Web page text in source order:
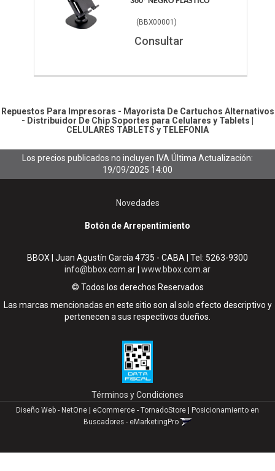
( BBX00001 )
Consultar
Repuestos Para Impresoras - Mayorista De Cartuchos Alternativos
- Distribuidor De ChipSoportes para Celulares y Tablets
CELULARES TABLETS y TELEFONIA
Los precios publicados no incluyen IVAÚltima Actualización:
19/09/2025 14:00
Novedades
Botón de Arrepentimiento
BBOX | Juan Agustín García 4735 - CABA | Tel: 5263-9300
info@bbox.com.ar www.bbox.com.ar
© Todos los derechos Reservados
Las marcas mencionadas en este sitio son al solo efecto descriptivo y
pertenecen a sus respectivos dueños.
Términos y Condiciones
Diseño Web - NetOne | eCommerce - TornadoStore | Posicionamiento en
Buscadores - eMarketingPro